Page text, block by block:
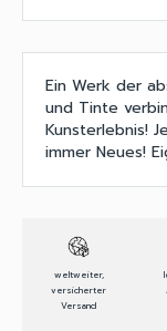
Ein Werk der
und Tinte
Kunsterlebnis!
immer Neues!
weltweiter,
versicherter
Versand